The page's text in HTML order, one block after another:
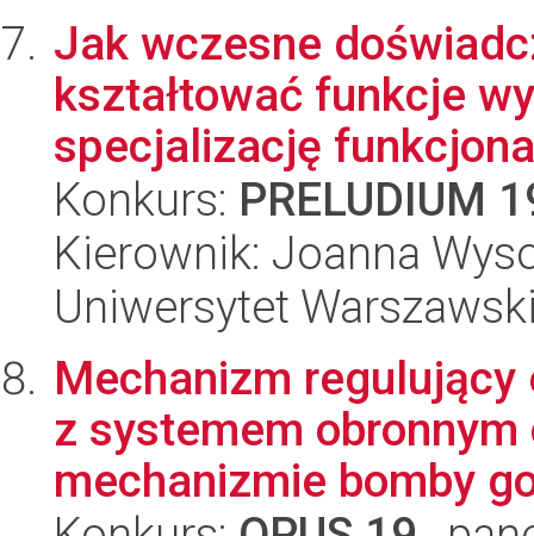
Jak wczesne
kształtować funkcje
specjalizację
Konkurs: PRELUDIUM
Kierownik: Joanna
Uniwersytet
Mechanizm
z systemem
mechanizmie bomby